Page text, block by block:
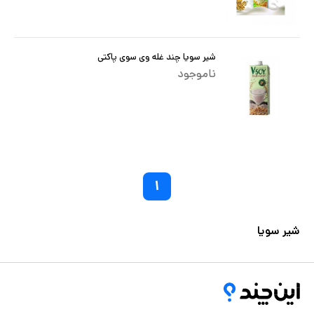
شیر سویا چند غله وی سوی پاکتی
ناموجود
۱
شیر سویا